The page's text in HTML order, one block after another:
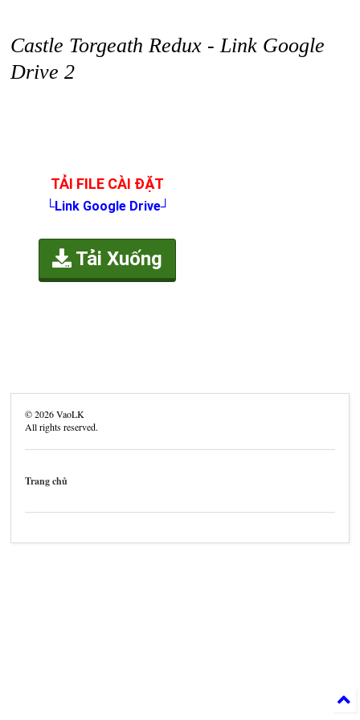
Castle Torgeath Redux - Link Google
Drive 2
TẢI FILE CÀI ĐẶT
└Link Google Drive┘
Tải Xuống
©2026VaoLK
All rights reserved.
Trang chủ